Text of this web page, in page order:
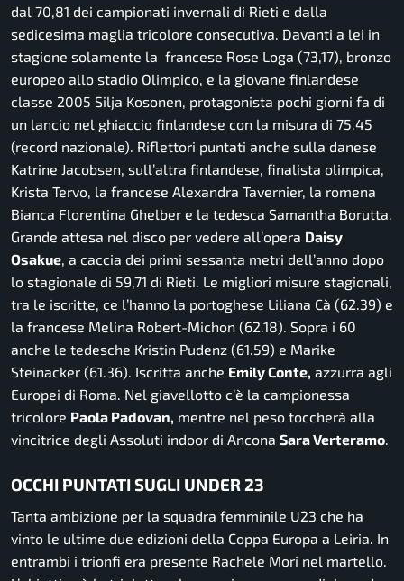
dal 70,81 dei campionati invernali di Rieti e dalla
sedicesima maglia tricolore consecutiva. Davanti a lei in
stagione solamente la francese Rose Loga (73,17), bronzo
europeo allo stadio Olimpico, e la giovane finlandese
classe 2005 Silja Kosonen, protagonista pochi giorni fa di
un lancio nel ghiaccio finlandese con la misura di 75.45
(record nazionale). Riflettori puntati anche sulla danese
Katrine Jacobsen, sull’altra finlandese, finalista olimpica,
Krista Tervo, la francese Alexandra Tavernier, la romena
Bianca Florentina Ghelber e la tedesca Samantha Borutta.
Grande attesa nel disco per vedere all’opera Daisy
Osakue , a caccia dei primi sessanta metri dell’anno dopo
lo stagionale di 59,71 di Rieti. Le migliori misure stagionali,
tra le iscritte, ce l’hanno la portoghese Liliana Cà (62.39) e
la francese Melina Robert-Michon (62.18). Sopra i 60
anche le tedesche Kristin Pudenz (61.59) e Marike
Steinacker (61.36). Iscritta anche Emily Conte, azzurra agli
Europei di Roma. Nel giavellotto c’è la campionessa
tricolore Paola Padovan, mentre nel peso toccherà alla
vincitrice degli Assoluti indoor di Ancona Sara Verteramo
OCCHI PUNTATI SUGLI UNDER 23
Tanta ambizione per la squadra femminile U23 che ha
vinto le ultime due edizioni della Coppa Europa a Leiria. In
entrambi i trionfi era presente Rachele Mori nel martello.